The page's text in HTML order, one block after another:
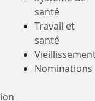
santé
Travail et
santé
Nominations